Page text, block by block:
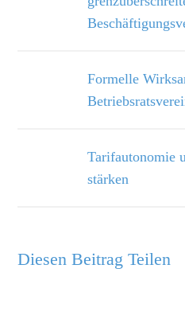
Formelle
Tarifautonomie
Diesen Beitrag Teilen